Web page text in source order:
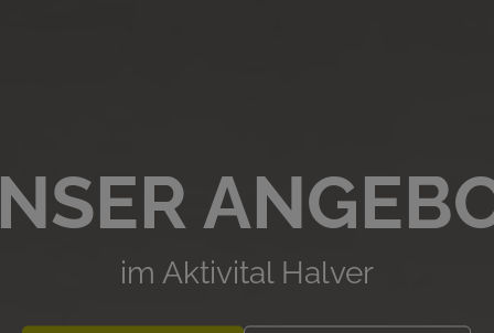
im Aktivital Halver